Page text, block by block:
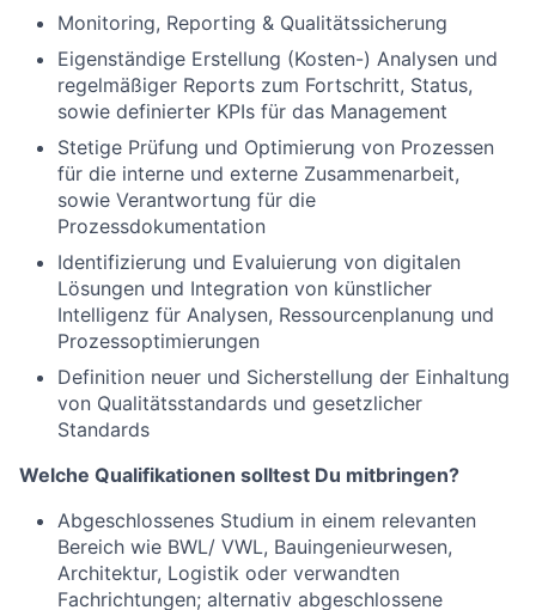
Monitoring, Reporting & Qualitätssicherung
Eigenständige Erstellung (Kosten-) Analysen und
regelmäßiger Reports zum Fortschritt, Status,
sowie definierter KPIs für das Management
Stetige Prüfung und Optimierung von Prozessen
für die interne und externe Zusammenarbeit,
sowie Verantwortung für die
Prozessdokumentation
Identifizierung und Evaluierung von digitalen
Lösungen und Integration von künstlicher
Intelligenz für Analysen, Ressourcenplanung und
Prozessoptimierungen
Definition neuer und Sicherstellung der Einhaltung
von Qualitätsstandards und gesetzlicher
Standards
Welche Qualifikationen solltest Du mitbringen?
Abgeschlossenes Studium in einem relevanten
Bereich wie BWL/ VWL, Bauingenieurwesen,
Architektur, Logistik oder verwandten
Fachrichtungen; alternativ abgeschlossene